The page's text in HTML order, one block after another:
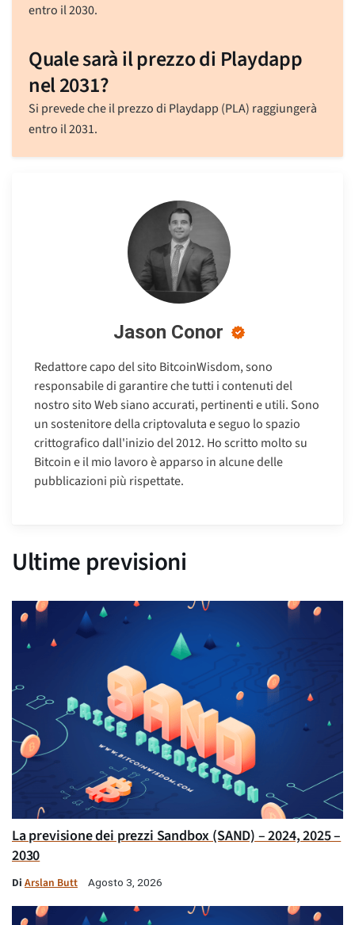
entro il 2030.
Quale sarà il prezzo di Playdapp
nel 2031?
Si prevede che il prezzo di Playdapp (PLA) raggiungerà
entro il 2031.
Jason Conor
Redattore capo del sito BitcoinWisdom, sono
responsabile di garantire che tutti i contenuti del
nostro sito Web siano accurati, pertinenti e utili. Sono
un sostenitore della criptovaluta e seguo lo spazio
crittografico dall'inizio del 2012. Ho scritto molto su
Bitcoin e il mio lavoro è apparso in alcune delle
pubblicazioni più rispettate.
Ultime previsioni
La previsione dei prezzi Sandbox (SAND) – 2024, 2025 –
2030
Di Arslan Butt Agosto 3, 2026